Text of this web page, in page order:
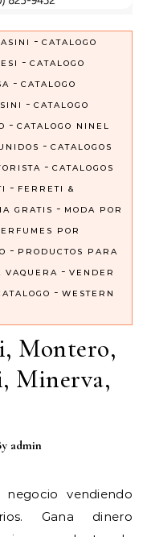
- CATALOGO
- CATALOGO
- CATALOGO
- CATALOGO
- CATALOGO NINEL
- CATALOGOS
- CATALOGOS
- FERRETI &
GRATIS - MODA POR
POR
- PRODUCTOS PARA
VAQUERA - VENDER
- WESTERN
Montero,
Minerva,
admin
Gana dinero